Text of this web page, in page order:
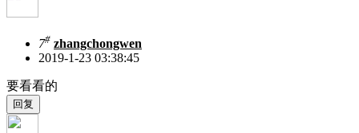
7# zhangchongwen
2019-1-23 03:38:45
要看看的